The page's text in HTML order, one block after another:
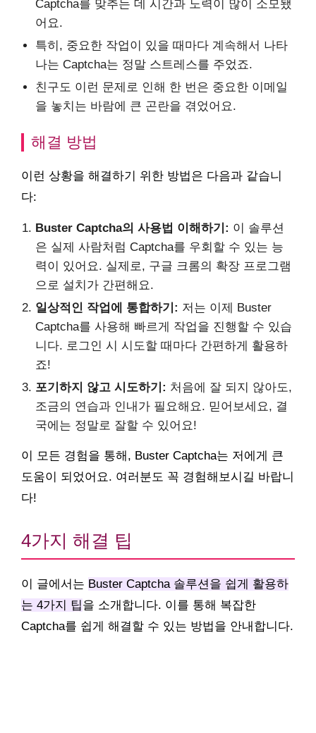
Captcha를 맞추는 데 시간과 노력이 많이 소모됐
어요.
특히, 중요한 작업이 있을 때마다 계속해서 나타
나는 Captcha는 정말 스트레스를 주었죠.
친구도 이런 문제로 인해 한 번은 중요한 이메일
을 놓치는 바람에 큰 곤란을 겪었어요.
해결 방법
이런 상황을 해결하기 위한 방법은 다음과 같습니
다:
Buster Captcha의 사용법 이해하기: 이 솔루션
은 실제 사람처럼 Captcha를 우회할 수 있는 능
력이 있어요. 실제로, 구글 크롬의 확장 프로그램
으로 설치가 간편해요.
일상적인 작업에 통합하기: 저는 이제 Buster
Captcha를 사용해 빠르게 작업을 진행할 수 있습
니다. 로그인 시 시도할 때마다 간편하게 활용하
죠!
포기하지 않고 시도하기: 처음에 잘 되지 않아도,
조금의 연습과 인내가 필요해요. 믿어보세요, 결
국에는 정말로 잘할 수 있어요!
이 모든 경험을 통해, Buster Captcha는 저에게 큰
도움이 되었어요. 여러분도 꼭 경험해보시길 바랍니
다!
4가지 해결 팁
이 글에서는 Buster Captcha 솔루션을 쉽게 활용하
는 4가지 팁을 소개합니다. 이를 통해 복잡한
Captcha를 쉽게 해결할 수 있는 방법을 안내합니다.